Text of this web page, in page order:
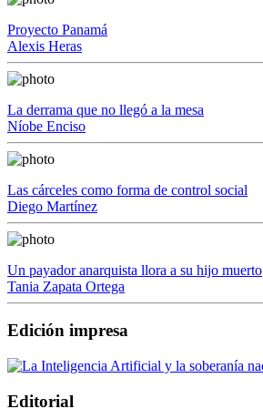
Proyecto Panamá
Alexis Heras
La derrama que no llegó a la mesa
Níobe Enciso
Las cárceles como forma de control social
Diego Martínez
Un payador anarquista llora a su hijo muerto
Tania Zapata Ortega
Edición impresa
Editorial